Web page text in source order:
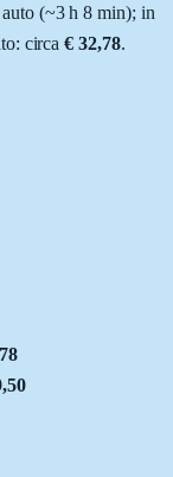
(~3 h 8 min); in
circa € 32,78.